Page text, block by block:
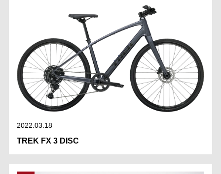
2022.03.18
TREK FX 3 DISC